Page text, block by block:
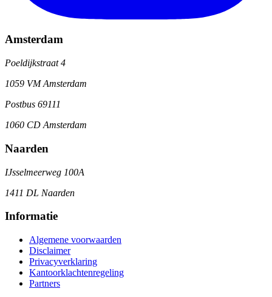
Amsterdam
Poeldijkstraat 4
1059 VM Amsterdam
Postbus 69111
1060 CD Amsterdam
Naarden
IJsselmeerweg 100A
1411 DL Naarden
Informatie
Algemene voorwaarden
Disclaimer
Privacyverklaring
Kantoorklachtenregeling
Partners